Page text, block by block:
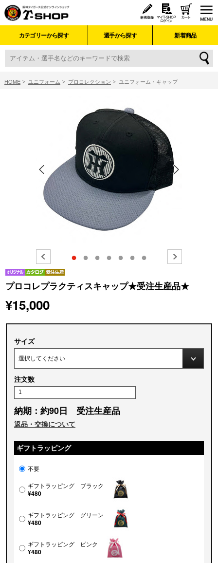
カテゴリーから探す 選手から探す 新着商品
HOME ユニフォーム プロコレクション ユニフォーム・キャップ
● ● ● ● ● ● ●
プロコレプラクティスキャップ★受注生産品★
¥15,000
サイズ
注文数
納期：約90日 受注生産品
返品・交換について
ギフトラッピング
不要
ギフトラッピング ブラック
¥480
ギフトラッピング グリーン
¥480
ギフトラッピング ピンク
¥480